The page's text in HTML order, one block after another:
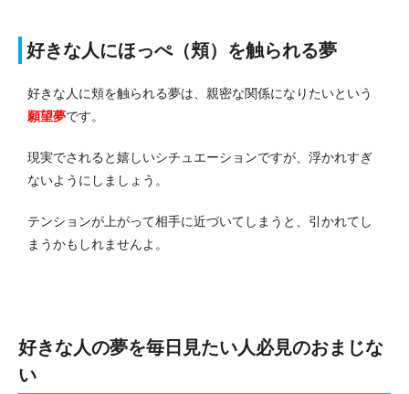
好きな人にほっぺ（頬）を触られる夢
好きな人に頬を触られる夢は、親密な関係になりたいという
願望夢です。
現実でされると嬉しいシチュエーションですが、浮かれすぎ
ないようにしましょう。
テンションが上がって相手に近づいてしまうと、引かれてし
まうかもしれませんよ。
好きな人の夢を毎日見たい人必見のおまじな
い